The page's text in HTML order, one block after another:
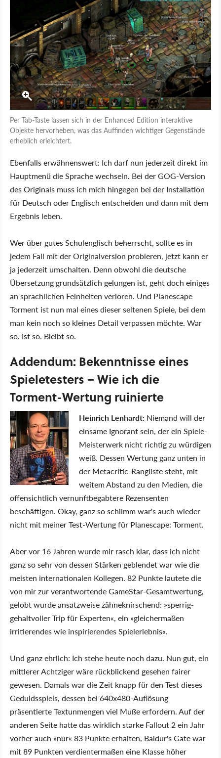
Per Tab-Taste lassen sich in der Enhanced Edition interaktive
Objekte hervorheben, was das Auffinden wichtiger Gegenstände
erheblich erleichtert.
Ebenfalls erwähnenswert: Ich darf nun jederzeit direkt im
Hauptmenü die Sprache wechseln. Bei der GOG-Version
des Originals muss ich mich hingegen bei der Installation
für Deutsch oder Englisch entscheiden und dann mit dem
Ergebnis leben.
Wer über gutes Schulenglisch beherrscht, sollte es in
jedem Fall mit der Originalversion probieren, jetzt kann er
ja jederzeit umschalten. Denn obwohl die deutsche
Übersetzung grundsätzlich gelungen ist, geht doch einiges
an sprachlichen Feinheiten verloren. Und Planescape
Torment ist nun mal eines dieser seltenen Spiele, bei dem
man kein noch so kleines Detail verpassen möchte. War
so. Ist so. Bleibt so.
Addendum: Bekenntnisse eines
Spieletesters – Wie ich die
Torment-Wertung ruinierte
Heinrich Lenhardt: Niemand will der
einsame Ignorant sein, der ein Spiele-
Meisterwerk nicht richtig zu würdigen
weiß. Dessen Wertung ganz unten in
der Metacritic-Rangliste steht, mit
weitem Abstand zu den Medien, die
offensichtlich vernunftbegabtere Rezensenten
beschäftigen. Okay, ganz so schlimm war's auch wieder
nicht mit meiner Test-Wertung für Planescape: Torment.
Aber vor 16 Jahren wurde mir rasch klar, dass ich nicht
ganz so sehr von dessen Stärken geblendet war wie die
meisten internationalen Kollegen. 82 Punkte lautete die
von mir zur verantwortende GameStar-Gesamtwertung,
gelobt wurde ansatzweise zähneknirschend: »sperrig-
gehaltvoller Trip für Experten«, ein »gleichermaßen
irritierendes wie inspirierendes Spielerlebnis«.
Und ganz ehrlich: Ich stehe heute noch dazu. Nun gut, ein
mittlerer Achtziger wäre rückblickend gesehen fairer
gewesen. Damals war die Zeit knapp für den Test dieses
Geduldsspiels, dessen bei 640x480-Auflösung
präsentierte Textunmengen viel Muße erfordern. Auf der
anderen Seite hatte das wirklich starke Fallout 2 ein Jahr
vorher auch »nur« 83 Punkte erhalten, Baldur's Gate war
mit 89 Punkten verdientermaßen eine Klasse höher